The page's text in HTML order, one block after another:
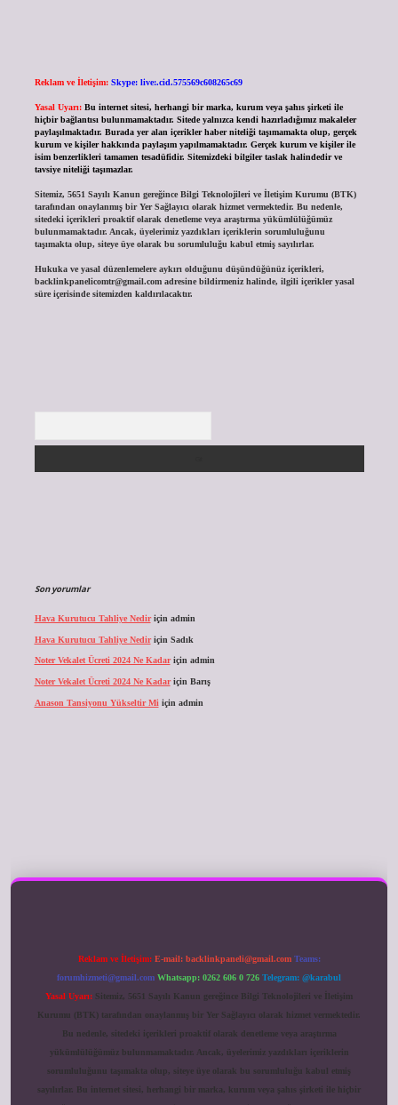
Reklam ve İletişim: Skype: live:.cid.575569c608265c69
Yasal Uyarı: Bu internet sitesi, herhangi bir marka, kurum veya şahıs şirketi ile
hiçbir bağlantısı bulunmamaktadır. Sitede yalnızca kendi hazırladığımız makaleler
paylaşılmaktadır. Burada yer alan içerikler haber niteliği taşımamakta olup, gerçek
kurum ve kişiler hakkında paylaşım yapılmamaktadır. Gerçek kurum ve kişiler ile
isim benzerlikleri tamamen tesadüfidir. Sitemizdeki bilgiler taslak halindedir ve
tavsiye niteliği taşımazlar.
Sitemiz, 5651 Sayılı Kanun gereğince Bilgi Teknolojileri ve İletişim Kurumu (BTK)
tarafından onaylanmış bir Yer Sağlayıcı olarak hizmet vermektedir. Bu nedenle,
sitedeki içerikleri proaktif olarak denetleme veya araştırma yükümlülüğümüz
bulunmamaktadır. Ancak, üyelerimiz yazdıkları içeriklerin sorumluluğunu
taşımakta olup, siteye üye olarak bu sorumluluğu kabul etmiş sayılırlar.
Hukuka ve yasal düzenlemelere aykırı olduğunu düşündüğünüz içerikleri,
backlinkpanelicomtr@gmail.comadresine bildirmeniz halinde, ilgili içerikler yasal
süre içerisinde sitemizden kaldırılacaktır.
Son yorumlar
Hava Kurutucu Tahliye Nediriçin admin
Hava Kurutucu Tahliye Nediriçin Sadık
Noter Vekalet Ücreti 2024 Ne Kadariçin admin
Noter Vekalet Ücreti 2024 Ne Kadariçin Barış
Anason Tansiyonu Yükseltir Mi için admin
Reklam ve İletişim: E-mail: backlinkpaneli@gmail.com Teams:
forumhizmeti@gmail.com Whatsapp: 0262 606 0 726 Telegram: @karabul
Yasal Uyarı: Sitemiz, 5651 Sayılı Kanun gereğince Bilgi Teknolojileri ve İletişim
Kurumu (BTK) tarafından onaylanmış bir Yer Sağlayıcı olarak hizmet vermektedir.
Bu nedenle, sitedeki içerikleri proaktif olarak denetleme veya araştırma
yükümlülüğümüz bulunmamaktadır. Ancak, üyelerimiz yazdıkları içeriklerin
sorumluluğunu taşımakta olup, siteye üye olarak bu sorumluluğu kabul etmiş
sayılırlar. Bu internet sitesi, herhangi bir marka, kurum veya şahıs şirketi ile hiçbir